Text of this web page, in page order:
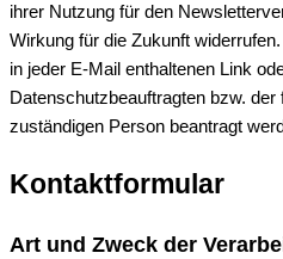
ihrer Nutzung für den
Wirkung für die Zukunft
in jeder E-Mail enthaltenen Link
Datenschutzbeauftragten bzw.
zuständigen Person beantragt
Kontaktformular
Art und Zweck der